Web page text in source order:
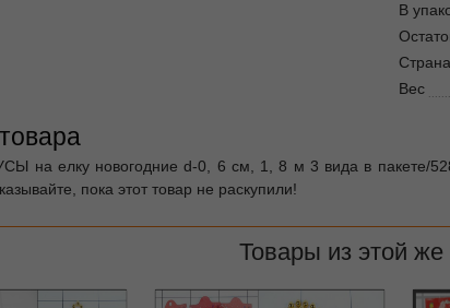
В
Вес
на елку новогодние d-0, 6 см, 1, 8 м 3 вида в пакете/
пока этот товар не раскупили!
Товары из этой же